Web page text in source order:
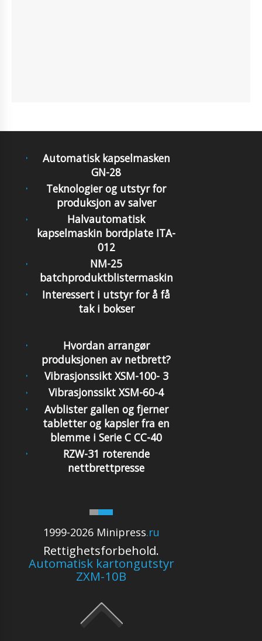
Automatisk kapselmasken
GN-28
Teknologier og utstyr for
produksjon av salver
Halvautomatisk
kapselmaskin bordplate ITA-
012
NM-25
batchproduktblistermaskin
Interessert i utstyr for å få
tak i bokser
1999-2026 Minipress.ru
Rettighetsforbehold.
Automatisk kartongutstyr
ZXM-10B
Hvordan arrangør
produksjonen av netbrett?
Vibrasjonssikt XSM-100- 3
Vibrasjonssikt XSM-60-4
Avblister gallen og fjerner
tabletter og kapsler fra en
blemme i Serie C CC-40
RZW-31 roterende
nettbrettpresse